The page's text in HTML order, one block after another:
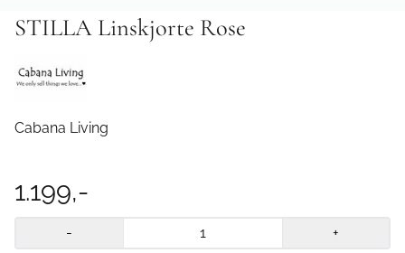
STILLA Linskjorte Rose
Cabana Living
1.199,-
- +